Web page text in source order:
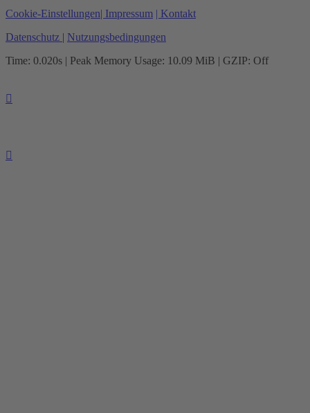
Cookie-Einstellungen| Impressum | Kontakt
Datenschutz | Nutzungsbedingungen
Time: 0.020s | Peak Memory Usage: 10.09 MiB | GZIP: Off